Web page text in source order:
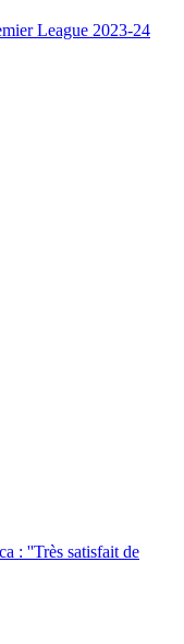
League 2023-24
: ''Très satisfait de